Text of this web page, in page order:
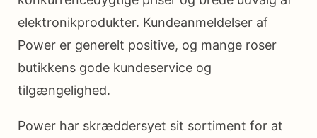
elektronikprodukter. Kundeanmeldelser af
Power er generelt positive, og mange roser
butikkens gode kundeservice og
tilgængelighed.
Power har skræddersyet sit sortiment for at